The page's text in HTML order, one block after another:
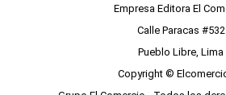
Empresa Editora El
Calle Paracas #532
Pueblo Libre, Lima
Copyright ©